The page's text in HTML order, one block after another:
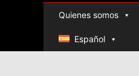
Quienes somos
Español